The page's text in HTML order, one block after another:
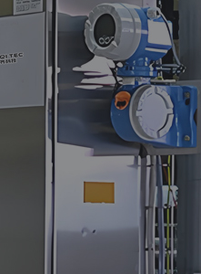
产品中心
新闻动态
工程案例
联系我们